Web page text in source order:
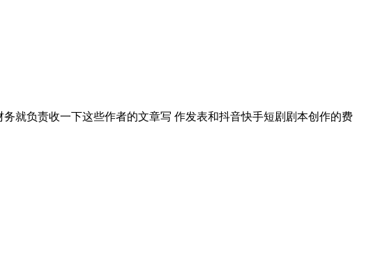
就负责收一下这些作者的文章写 作发表和抖音快手短剧剧本创作的费